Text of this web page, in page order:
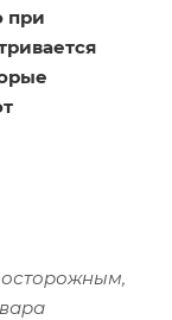
при
осторожным,